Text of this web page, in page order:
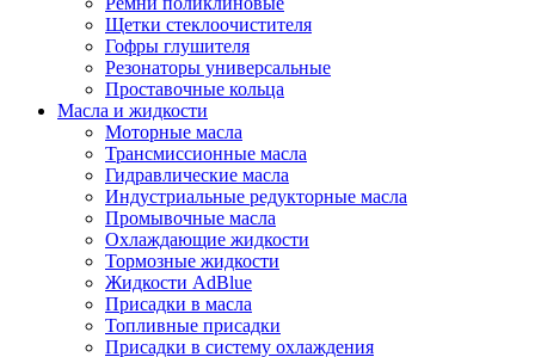
Щетки стеклоочистителя
Гофры глушителя
Резонаторы универсальные
Проставочные кольца
Масла и жидкости
Моторные масла
Трансмиссионные масла
Гидравлические масла
Индустриальные редукторные масла
Промывочные масла
Охлаждающие жидкости
Тормозные жидкости
Жидкости AdBlue
Присадки в масла
Топливные присадки
Присадки в систему охлаждения